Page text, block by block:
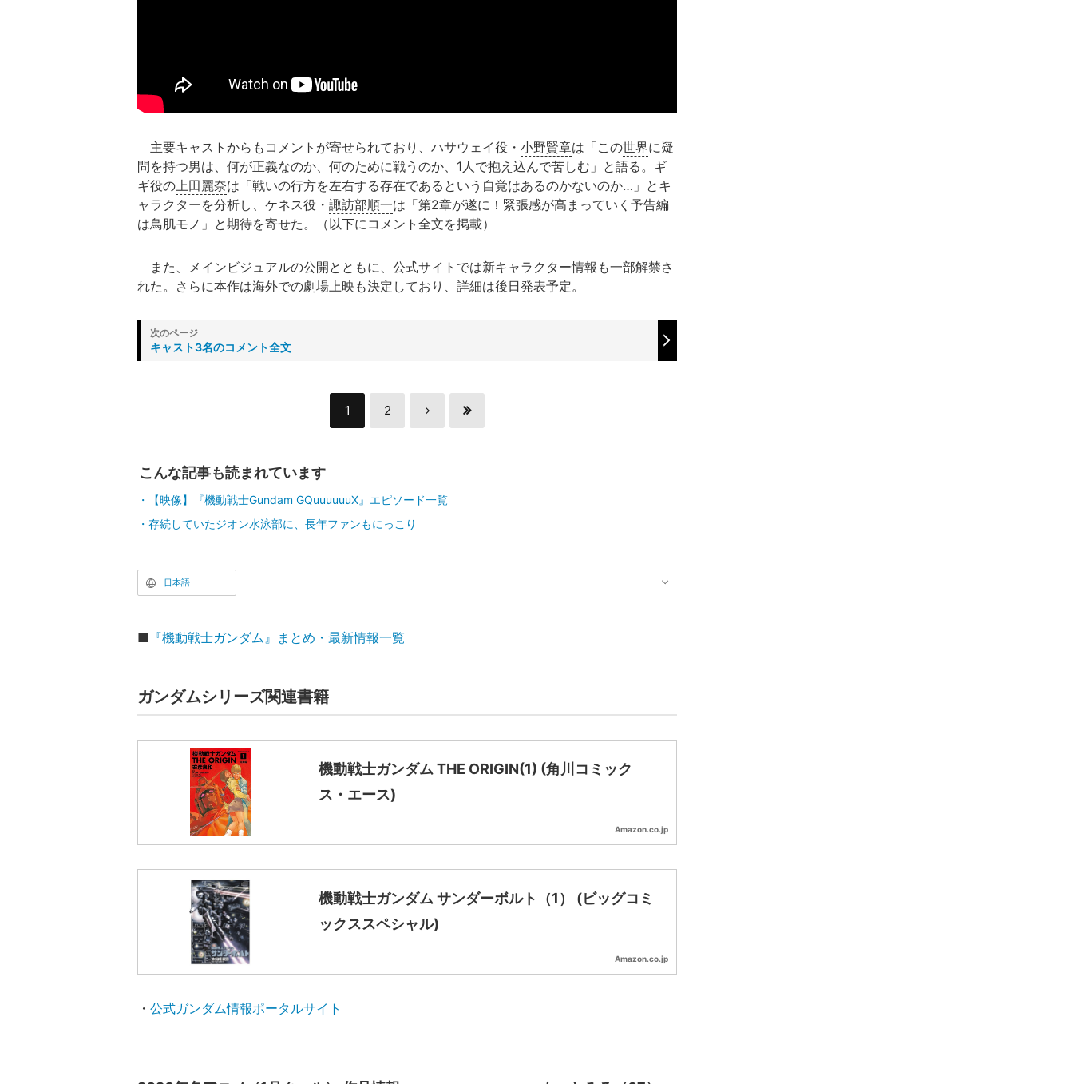
主要キャストからもコメントが寄せられており、ハサウェイ役・ 小野賢章は「この世界に疑
問を持つ男は、何が正義なのか、何のために戦うのか、1人で抱え込んで苦しむ」と語る。ギ
ギ役の上田麗奈は「戦いの行方を左右する存在であるという自覚はあるのかないのか…」とキ
ャラクターを分析し、ケネス役・ 諏訪部順一は「第2章が遂に！緊張感が高まっていく予告編
は鳥肌モノ」と期待を寄せた。（以下にコメント全文を掲載）
また、メインビジュアルの公開とともに、公式サイトでは新キャラクター情報も一部解禁さ
れた。さらに本作は海外での劇場上映も決定しており、詳細は後日発表予定。
キャスト3名のコメント全文
1 2
こんな記事も読まれています
【映像】『機動戦士Gundam GQuuuuuuX』エピソード一覧
存続していたジオン水泳部に、長年ファンもにっこり
日本語
■ 『機動戦士ガンダム』まとめ・最新情報一覧
ガンダムシリーズ関連書籍
機動戦士ガンダム THE ORIGIN(1) (角川コミック
ス・エース)
Amazon.co.jp
機動戦士ガンダム サンダーボルト（1） (ビッグコミ
ックススペシャル)
Amazon.co.jp
・ 公式ガンダム情報ポータルサイト